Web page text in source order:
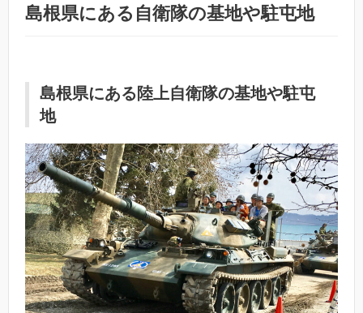
島根県にある自衛隊の基地や駐屯地
島根県にある陸上自衛隊の基地や駐屯
地